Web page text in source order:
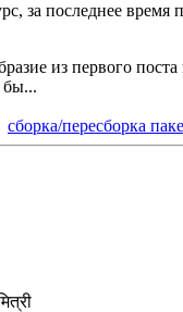
за последнее
из первого поста
бы...
сборка/пересборка